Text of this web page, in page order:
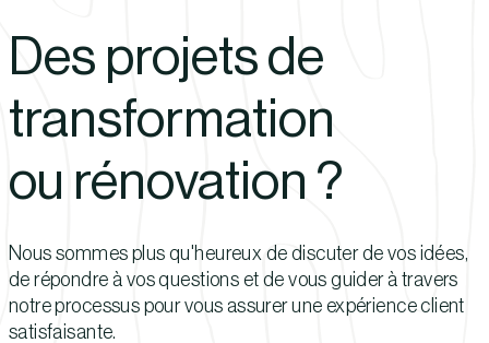
Des projets de
transformation
ou rénovation ?
Nous sommes plus qu'heureux de discuter de vos idées,
de répondre à vos questions et de vous guider à travers
notre processus pour vous assurer une expérience client
satisfaisante.